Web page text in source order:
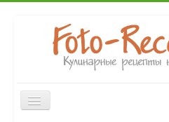
Включить/
выключить